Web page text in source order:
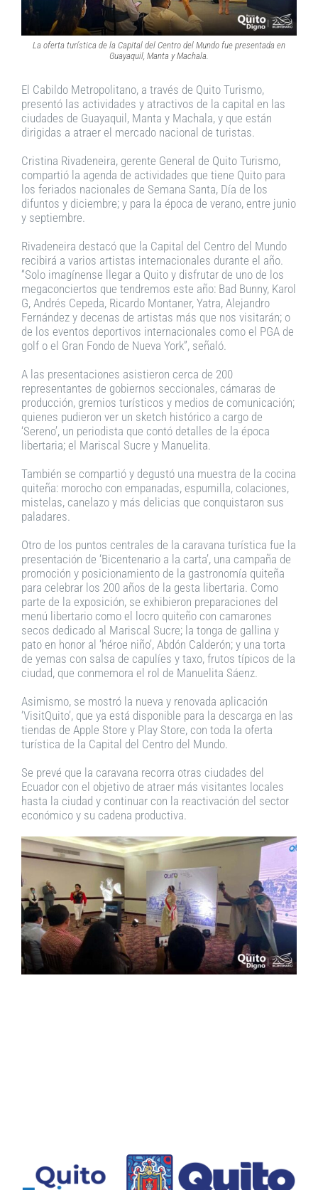
La oferta turística de la Capital del Centro del Mundo fue presentada en
Guayaquil, Manta y Machala.
El Cabildo Metropolitano, a través de Quito Turismo,
presentó las actividades y atractivos de la capital en las
ciudades de Guayaquil, Manta y Machala, y que están
dirigidas a atraer el mercado nacional de turistas.
Cristina Rivadeneira, gerente General de Quito Turismo,
compartió la agenda de actividades que tiene Quito para
los feriados nacionales de Semana Santa, Día de los
difuntos y diciembre; y para la época de verano, entre junio
y septiembre.
Rivadeneira destacó que la Capital del Centro del Mundo
recibirá a varios artistas internacionales durante el año.
“Solo imagínense llegar a Quito y disfrutar de uno de los
megaconciertos que tendremos este año: Bad Bunny, Karol
G, Andrés Cepeda, Ricardo Montaner, Yatra, Alejandro
Fernández y decenas de artistas más que nos visitarán; o
de los eventos deportivos internacionales como el PGA de
golf o el Gran Fondo de Nueva York”, señaló.
A las presentaciones asistieron cerca de 200
representantes de gobiernos seccionales, cámaras de
producción, gremios turísticos y medios de comunicación;
quienes pudieron ver un sketch histórico a cargo de
‘Sereno’, un periodista que contó detalles de la época
libertaria; el Mariscal Sucre y Manuelita.
También se compartió y degustó una muestra de la cocina
quiteña: morocho con empanadas, espumilla, colaciones,
mistelas, canelazo y más delicias que conquistaron sus
paladares.
Otro de los puntos centrales de la caravana turística fue la
presentación de ‘Bicentenario a la carta’, una campaña de
promoción y posicionamiento de la gastronomía quiteña
para celebrar los 200 años de la gesta libertaria. Como
parte de la exposición, se exhibieron preparaciones del
menú libertario como el locro quiteño con camarones
secos dedicado al Mariscal Sucre; la tonga de gallina y
pato en honor al ‘héroe niño’, Abdón Calderón; y una torta
de yemas con salsa de capulíes y taxo, frutos típicos de la
ciudad, que conmemora el rol de Manuelita Sáenz.
Asimismo, se mostró la nueva y renovada aplicación
‘VisitQuito’, que ya está disponible para la descarga en las
tiendas de Apple Store y Play Store, con toda la oferta
turística de la Capital del Centro del Mundo.
Se prevé que la caravana recorra otras ciudades del
Ecuador con el objetivo de atraer más visitantes locales
hasta la ciudad y continuar con la reactivación del sector
económico y su cadena productiva.